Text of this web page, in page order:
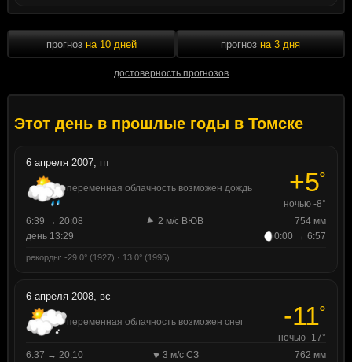
прогноз на 10 дней
достоверность прогнозов
прогноз на 3 дня
Этот день в прошлые годы в Томске
6 апреля 2007, пт
переменная облачность возможен дождь +5°
ночью -8°
6:39 → 20:08
2 м/с ВЮВ
754 мм
день 13:29
0:00 → 6:57
рекорды: -29.0° (1927) · 13.0° (1995)
6 апреля 2008, вс
переменная облачность возможен снег -11°
ночью -17°
6:37 → 20:10
3 м/с СЗ
762 мм